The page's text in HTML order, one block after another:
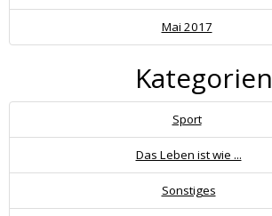
Mai 2017
Kategorien
Sport
Das Leben ist wie ...
Sonstiges